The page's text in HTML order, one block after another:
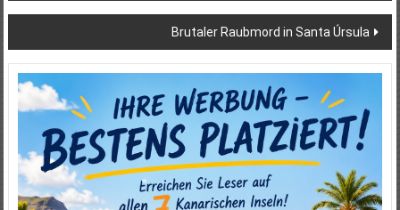
Brutaler Raubmord in Santa Úrsula